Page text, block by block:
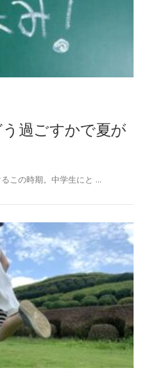
過ごすかで夏が
この時期。中学生にと …